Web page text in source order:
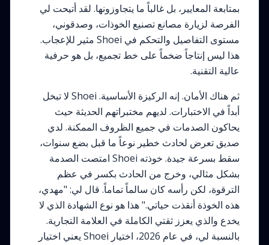
بمتابعة المعايير، بل غالباً ما يتجاوزونها. لقد أتيحت لي
الفرصة لزيارة مصانع تصنيع الخوذات، وصدقوني،
مستوى التفاصيل والتحكم في Shoei مثير للإعجاب.
هذا ليس إنتاجاً ضخماً على خط تجميع، بل هو حرفية
عالية التقنية.
ثم هناك الأمان. إنه الركيزة الأساسية. Shoei لا تبخل
أبداً في الاختبارات. لديهم مختبراتهم الحديثة حيث
يحاكون الصدمات في جميع الظروف الممكنة. لدي
صديق تعرض لحادث خطير نوعاً ما قبل بضع سنوات،
سقط بسرعة جيدة. خوذته Shoei امتصت الصدمة
بشكل مثالي، وخرج من الحادث بكسر في عظم
الترقوة، لكن رأسه كان سالماً تماماً. قال لي: "مهدي،
هذه الخوذة أنقذت حياتي." هذا هو نوع الشهادة الذي لا
يخدع والذي يعزز ثقتي الكاملة في العلامة التجارية.
بالنسبة لي، في عام 2026، اختيار Shoei يعني اختيار